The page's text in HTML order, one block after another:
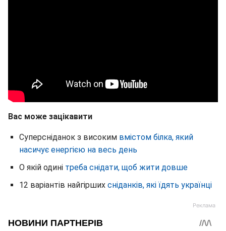
Вас може зацікавити
Суперсніданок з високим вмістом білка, який
насичує енергією на весь день
О якій одині треба снідати, щоб жити довше
12 варіантів найгірших сніданків, які їдять українці